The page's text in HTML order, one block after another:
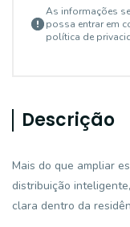
As informações
possa entrar em
política de
Descrição
Mais do que ampliar
distribuição
clara dentro da